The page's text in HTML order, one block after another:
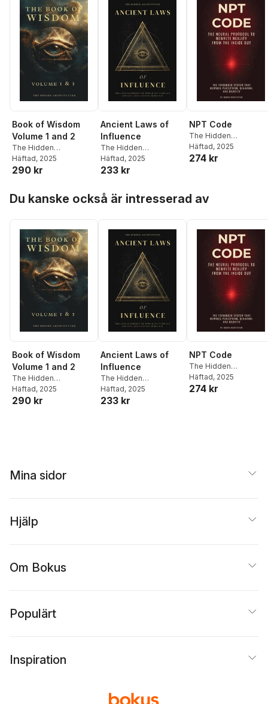
Book of Wisdom
Volume 1 and 2
The Hidden
Architecture
Häftad, 2025
290 kr
Ancient Laws of
Influence
The Hidden
Architecture
Häftad, 2025
233 kr
NPT Code
The Hidden
Architecture
Häftad, 2025
274 kr
Du kanske också är intresserad av
Book of Wisdom
Volume 1 and 2
The Hidden
Architecture
Häftad, 2025
290 kr
Ancient Laws of
Influence
The Hidden
Architecture
Häftad, 2025
233 kr
NPT Code
The Hidden
Architecture
Häftad, 2025
274 kr
Mina sidor
Hjälp
Om Bokus
Populärt
Inspiration